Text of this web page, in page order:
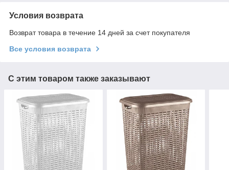
Условия возврата
Возврат товара в течение 14 дней за счет покупателя
Все условия возврата
С этим товаром также заказывают